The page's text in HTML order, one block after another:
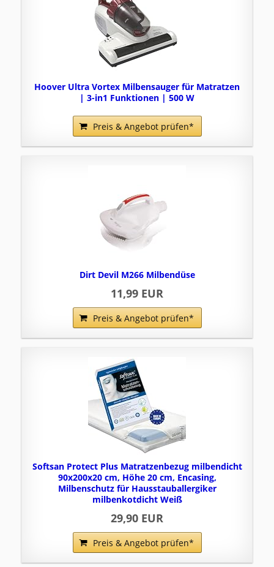
Hoover Ultra Vortex Milbensauger für Matratzen
| 3-in1 Funktionen | 500 W
Preis & Angebot prüfen*
Dirt Devil M266 Milbendüse
11,99 EUR
Preis & Angebot prüfen*
Softsan Protect Plus Matratzenbezug milbendicht
90x200x20 cm, Höhe 20 cm, Encasing,
Milbenschutz für Hausstauballergiker
milbenkotdicht Weiß
29,90 EUR
Preis & Angebot prüfen*